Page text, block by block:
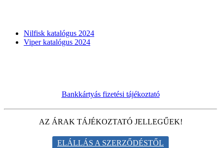
Nilfisk katalógus 2024
Viper katalógus 2024
Bankkártyás fizetési tájékoztató
AZ ÁRAK TÁJÉKOZTATÓ JELLEGŰEK!
ELÁLLÁS A SZERZŐDÉSTŐL